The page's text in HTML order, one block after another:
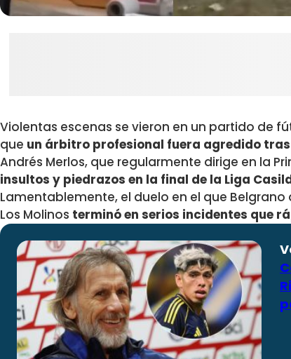
Violentas escenas se vieron en un partido de
que un árbitro profesional fuera agredido
Andrés Merlos, que regularmente dirige en la
insultos y piedrazos en la final de la Liga
Lamentablemente, el duelo en el que
Los Molinos terminó en serios incidentes que